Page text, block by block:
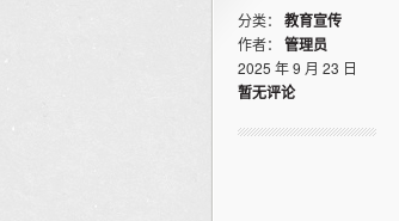
分类： 教育宣传
作者： 管理员
2025 年 9 月 23 日
暂无评论